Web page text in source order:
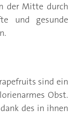
der Mitte durch
und gesunde
sind ein
Obst.
des in ihnen